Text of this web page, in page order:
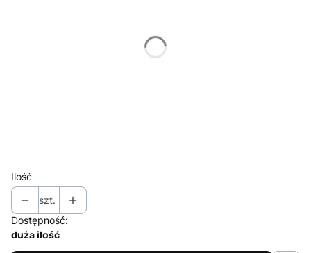
Ilość
szt.
Dostępność:
duża ilość